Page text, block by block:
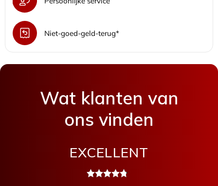
Niet-goed-geld-terug*
Wat klanten van
ons vinden
EXCELLENT